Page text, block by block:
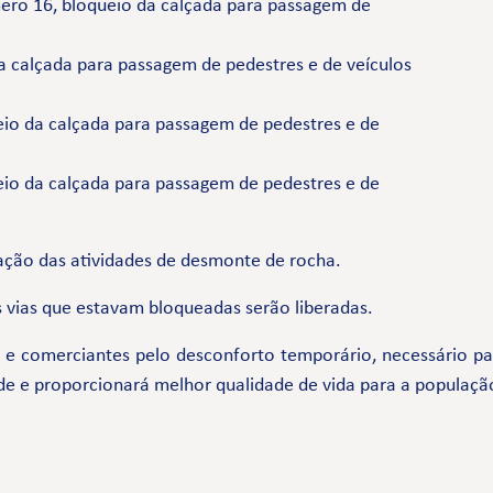
16, bloqueio da calçada para passagem de
para passagem de pedestres e de veículos
da calçada para passagem de pedestres e de
da calçada para passagem de pedestres e de
das atividades de desmonte de rocha.
que estavam bloqueadas serão liberadas.
comerciantes pelo desconforto temporário, necessário
e proporcionará melhor qualidade de vida para a